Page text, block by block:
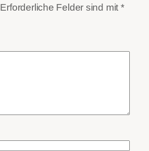
Erforderliche Felder sind mit *